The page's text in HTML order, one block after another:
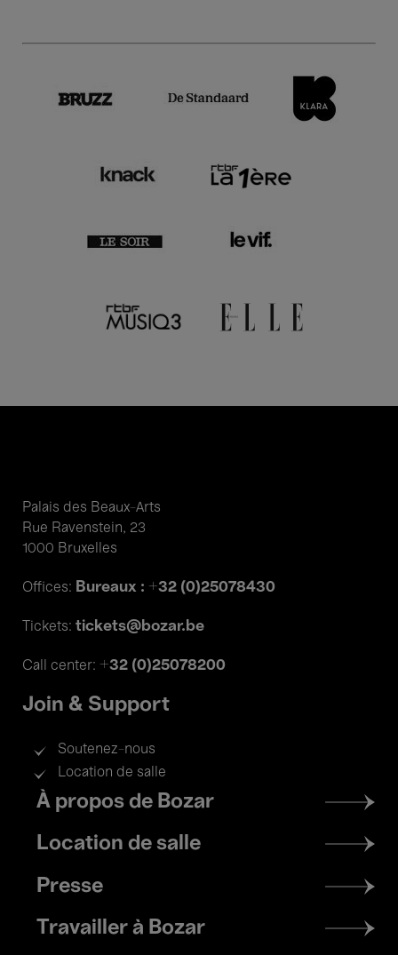
Palais des Beaux-Arts
Rue Ravenstein, 23
1000 Bruxelles
Offices: Bureaux : +32 (0)25078430
Tickets: tickets@bozar.be
Call center: +32 (0)25078200
Join & Support
Soutenez-nous
Location de salle
Footer
menu
À propos de Bozar
Location de salle
Presse
Travailler à Bozar